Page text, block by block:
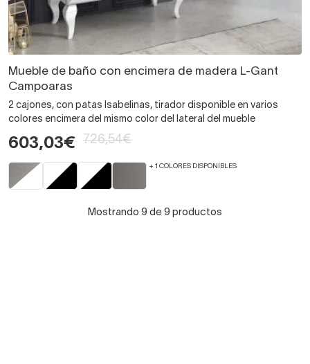
Mueble de baño con encimera de madera L-Gant
Campoaras
2 cajones, con patas Isabelinas, tirador disponible en varios
colores encimera del mismo color del lateral del mueble
603,03€ 726,54€
+ 1 COLORES DISPONIBLES
Mostrando 9 de 9 productos